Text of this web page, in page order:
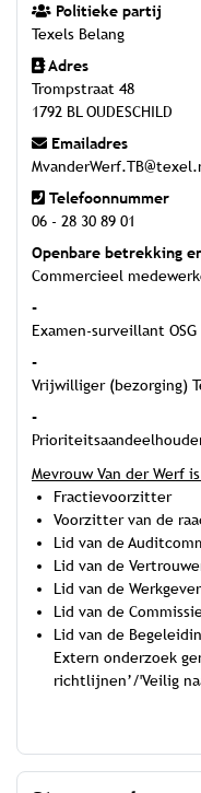
Politieke partij
Texels Belang
Adres
Trompstraat 48
1792 BL OUDESCHILD
Emailadres
Telefoonnummer
06 - 28 30 89 01
Openbare betrekking
Commercieel
-
Examen-surveillant OSG
-
Vrijwilliger (bezorging)
-
Mevrouw Van der Werf
Fractievoorzitter
Voorzitter van de
Lid van de
Lid van de
Lid van de
Lid van de
Lid van de
Extern onderzoek
richtlijnen’/'Veilig